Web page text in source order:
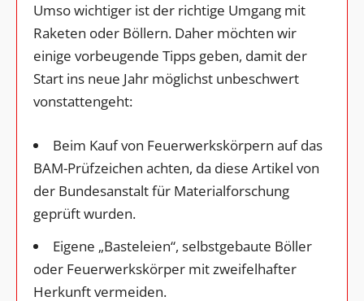
Umso wichtiger ist der richtige Umgang mit
Raketen oder Böllern. Daher möchten wir
einige vorbeugende Tipps geben, damit der
Start ins neue Jahr möglichst unbeschwert
vonstattengeht:
Beim Kauf von Feuerwerkskörpern auf das
BAM-Prüfzeichen achten, da diese Artikel von
der Bundesanstalt für Materialforschung
geprüft wurden.
Eigene „Basteleien“, selbstgebaute Böller
oder Feuerwerkskörper mit zweifelhafter
Herkunft vermeiden.